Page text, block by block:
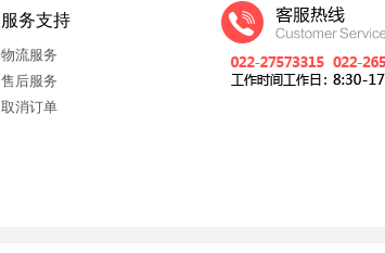
服务支持
物流服务
售后服务
取消订单